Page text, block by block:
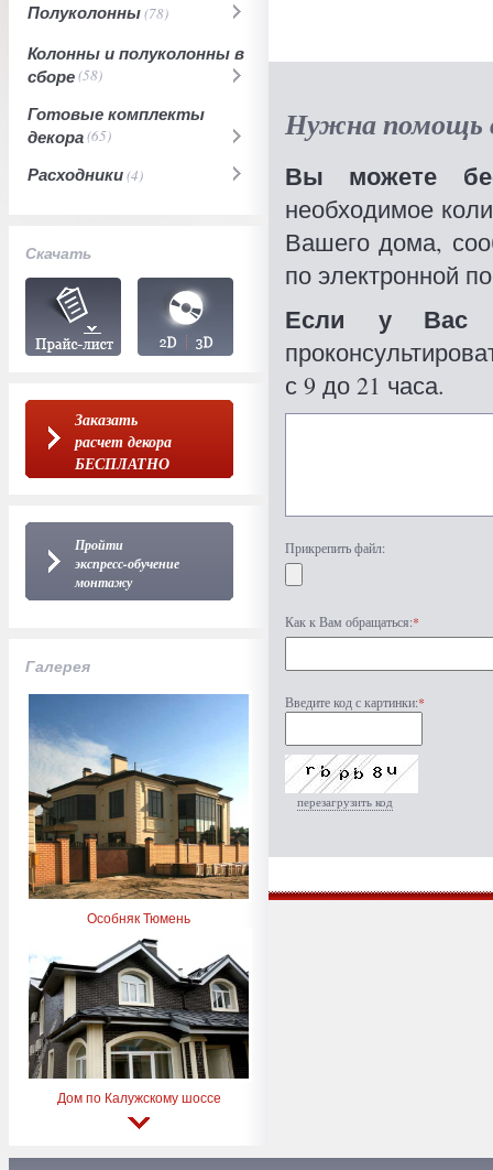
Полуколонны(78)
Колонны и полуколонны в
сборе(58)
Готовые комплекты
декора(65)
Расходники(4)
Скачать
Заказать
расчет декора
БЕСПЛАТНО
Пройти
экспресс-обучение
монтажу
Галерея
Особняк Тюмень
Дом по Калужскому шоссе
Нужна помощь
Вы можете
необходимое
Вашего дома,
по электронной
Если у Вас
с 9 до 21 часа.
Прикрепить файл:
Как к Вам обращаться:*
Введите код с картинки:*
перезагрузить код